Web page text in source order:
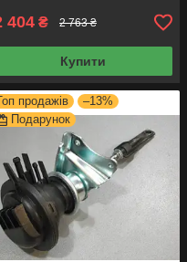
404 ₴ 2 763 ₴
Купити
продажів
–13%
Подарунок